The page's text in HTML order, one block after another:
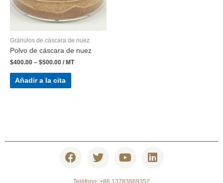
Gránulos de cáscara de nuez
Polvo de cáscara de nuez
$400.00 – $500.00 / MT
Añadir a la cita
Teléfono: +86 13783669352